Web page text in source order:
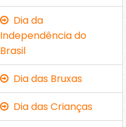
Dia da
Independência do
Brasil
Dia das Bruxas
Dia das Crianças